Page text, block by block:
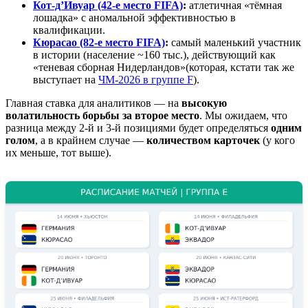
Кот-д’Ивуар (42-е место FIFA): атлетичная «тёмная
лошадка» с аномальной эффективностью в
квалификации.
Кюрасао (82-е место FIFA): самый маленький участник
в истории (население ~160 тыс.), действующий как
«теневая сборная Нидерландов»(которая, кстати так же
выступает на ЧМ-2026 в группе F).
Главная ставка для аналитиков — на высокую
волатильность борьбы за второе место. Мы ожидаем, что
разница между 2-й и 3-й позициями будет определяться одним
голом, а в крайнем случае — количеством карточек (у кого
их меньше, тот выше).